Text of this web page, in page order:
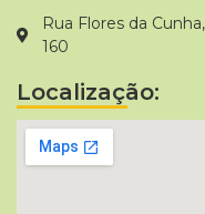
Rua Flores da
160
Localização: